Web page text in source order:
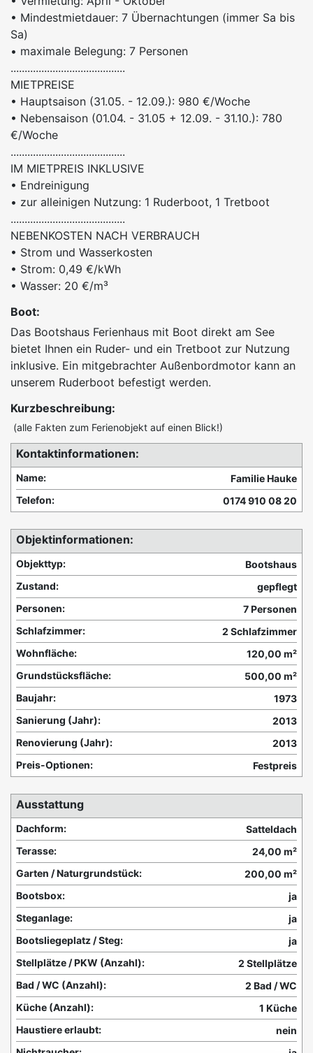
• Mindestmietdauer: 7 Übernachtungen (immer Sa bis
Sa)
• maximale Belegung: 7 Personen
.........................................
MIETPREISE
• Hauptsaison (31.05. - 12.09.): 980 €/Woche
• Nebensaison (01.04. - 31.05 + 12.09. - 31.10.): 780
€/Woche
.........................................
IM MIETPREIS INKLUSIVE
• Endreinigung
• zur alleinigen Nutzung: 1 Ruderboot, 1 Tretboot
.........................................
NEBENKOSTEN NACH VERBRAUCH
• Strom und Wasserkosten
• Strom: 0,49 €/kWh
• Wasser: 20 €/m³
Boot:
Das Bootshaus Ferienhaus mit Boot direkt am See
bietet Ihnen ein Ruder- und ein Tretboot zur Nutzung
inklusive. Ein mitgebrachter Außenbordmotor kann an
unserem Ruderboot befestigt werden.
Kurzbeschreibung:
(alle Fakten zum Ferienobjekt auf einen Blick!)
Kontaktinformationen:
Name:
Familie Hauke
Telefon:
0174 910 08 20
Objektinformationen:
Objekttyp:
Bootshaus
Zustand:
gepflegt
Personen:
7 Personen
Schlafzimmer:
2 Schlafzimmer
Wohnfläche:
120,00 m²
Grundstücksfläche:
500,00 m²
Baujahr:
1973
Sanierung (Jahr):
2013
Renovierung (Jahr):
2013
Preis-Optionen:
Festpreis
Ausstattung
Dachform:
Satteldach
Terasse:
24,00 m²
Garten / Naturgrundstück:
200,00 m²
Bootsbox:
ja
Steganlage:
ja
Bootsliegeplatz / Steg:
ja
Stellplätze / PKW (Anzahl):
2 Stellplätze
Bad / WC (Anzahl):
2 Bad / WC
Küche (Anzahl):
1 Küche
Haustiere erlaubt:
nein